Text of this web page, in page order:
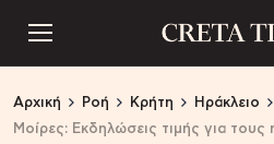
Αρχική Ροή Κρήτη
Ηράκλειο
Μοίρες: Εκδηλώσεις τιμής για